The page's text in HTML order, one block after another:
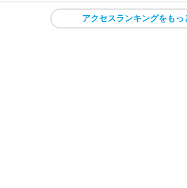
アクセスランキングをもっ